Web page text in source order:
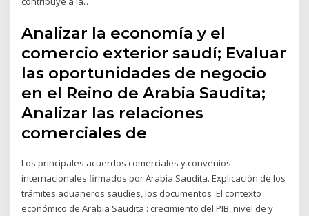
Analizar la economía y el
comercio exterior saudí; Evaluar
las oportunidades de negocio
en el Reino de Arabia Saudita;
Analizar las relaciones
comerciales de
Los principales acuerdos comerciales y convenios
internacionales firmados por Arabia Saudita. Explicación de los
trámites aduaneros saudíes, los documentos El contexto
económico de Arabia Saudita : crecimiento del PIB, nivel de y